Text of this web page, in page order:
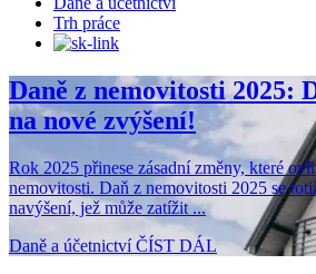
Trh práce
Daně z nemovitosti 2025:
na nové zvýšení!
Rok 2025 přinese zásadní změny, které
nemovitosti. Daň z nemovitosti 2025 se
navýšení, jež může zatížit ...
Daně a účetnictví ČÍST DÁL